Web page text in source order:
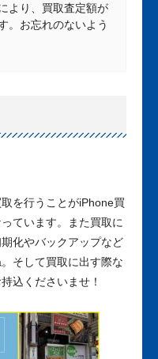
より、買取査定額が
。お忘れのないよう
を行うことがiPhone買
ています。また買取に
化やバックアップなど
そして買取に出す際な
込くださいませ！